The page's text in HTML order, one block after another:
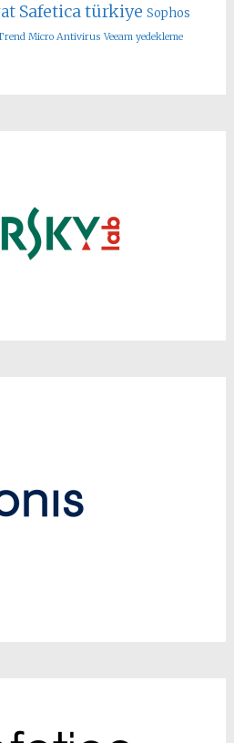
Safetica türkiye Sophos
Micro Antivirus Veeam yedekleme